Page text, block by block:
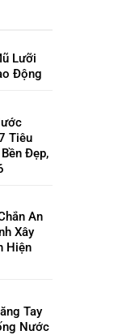
Lưỡi
Động
Tiêu
Đẹp,
An
Xây
Hiện
Tay
Nước